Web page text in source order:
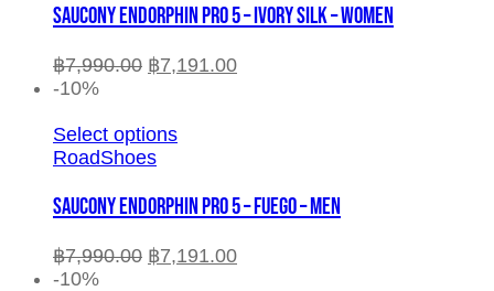
SAUCONY ENDORPHIN PRO 5 – IVORY SILK – WOMEN
฿7,990.00 ฿7,191.00
-10%
Select options
RoadShoes
SAUCONY ENDORPHIN PRO 5 – FUEGO – MEN
฿7,990.00 ฿7,191.00
-10%